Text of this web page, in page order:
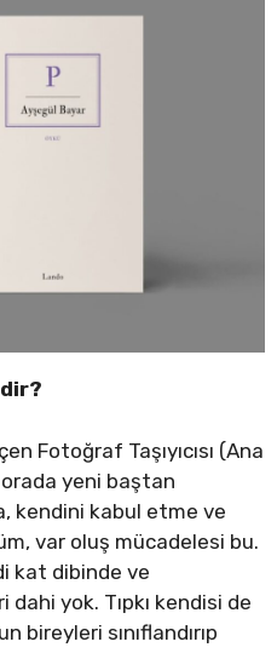
Fotoğraf Taşıyıcısı (Ana
yeni baştan
kendini kabul etme ve
var oluş mücadelesi bu.
kat dibinde ve
yok. Tıpkı kendisi de
bireyleri sınıflandırıp